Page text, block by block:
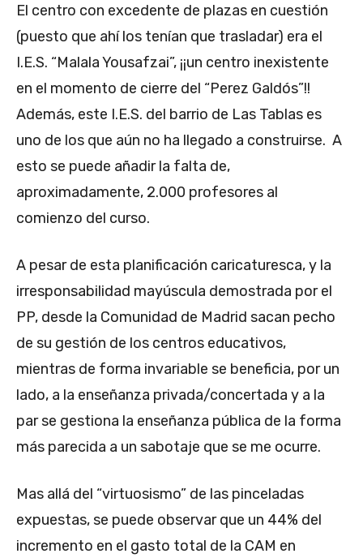
El centro con excedente de plazas en cuestión
(puesto que ahí los tenían que trasladar) era el
I.E.S. “Malala Yousafzai”, ¡¡un centro inexistente
en el momento de cierre del “Perez Galdós”!!
Además, este I.E.S. del barrio de Las Tablas es
uno de los que aún no ha llegado a construirse. A
esto se puede añadir la falta de,
aproximadamente, 2.000 profesores al
comienzo del curso.
A pesar de esta planificación caricaturesca, y la
irresponsabilidad mayúscula demostrada por el
PP, desde la Comunidad de Madrid sacan pecho
de su gestión de los centros educativos,
mientras de forma invariable se beneficia, por un
lado, a la enseñanza privada/concertada y a la
par se gestiona la enseñanza pública de la forma
más parecida a un sabotaje que se me ocurre.
Mas allá del “virtuosismo” de las pinceladas
expuestas, se puede observar que un 44% del
incremento en el gasto total de la CAM en